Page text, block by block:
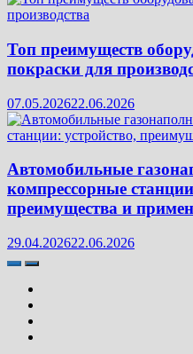
Топ преимуществ
покраски для
07.05.202622.06.2026
Автомобильные
компрессорные
преимущества и
29.04.202622.06.2026